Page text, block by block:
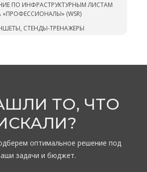
ПО ИНФРАСТРУКТУРНЫМ ЛИСТАМ
(WSR)
СТЕНДЫ-ТРЕНАЖЕРЫ
ТО, ЧТО
оптимальное решение под
задачи и бюджет.